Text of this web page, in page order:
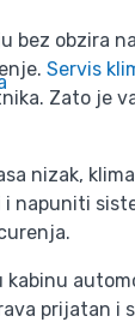
bez obzira
Servis
Zato je
nizak,
napuniti
prijatan i